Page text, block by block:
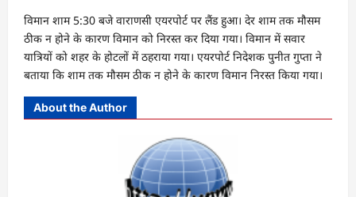
विमान शाम 5:30 बजे वाराणसी एयरपोर्ट पर लैंड हुआ। देर शाम तक मौसम
ठीक न होने के कारण विमान को निरस्त कर दिया गया। विमान में सवार
यात्रियों को शहर के होटलों में ठहराया गया। एयरपोर्ट निदेशक पुनीत गुप्ता ने
बताया कि शाम तक मौसम ठीक न होने के कारण विमान निरस्त किया गया।
About the Author